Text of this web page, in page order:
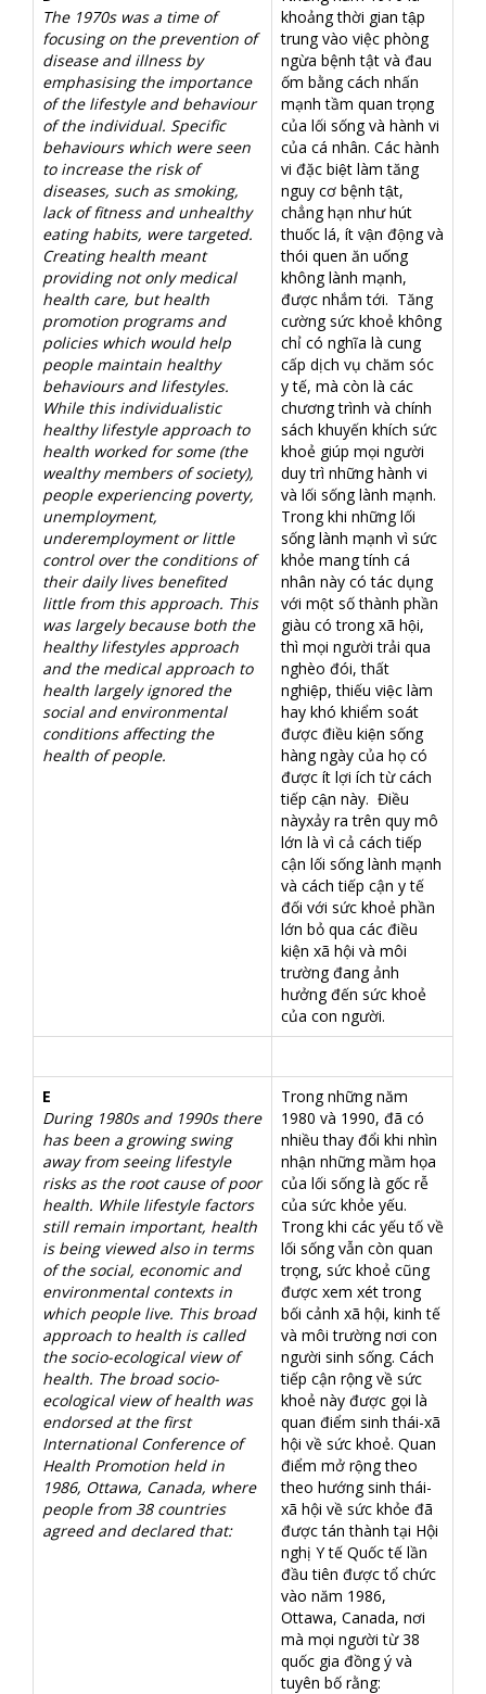
The 1970s was a time of
focusing on the prevention of
disease and illness by
emphasising the importance
of the lifestyle and behaviour
of the individual. Specific
behaviours which were seen
to increase the risk of
diseases, such as smoking,
lack of fitness and unhealthy
eating habits, were targeted.
Creating health meant
providing not only medical
health care, but health
promotion programs and
policies which would help
people maintain healthy
behaviours and lifestyles.
While this individualistic
healthy lifestyle approach to
health worked for some (the
wealthy members of society),
people experiencing poverty,
unemployment,
underemployment or little
control over the conditions of
their daily lives benefited
little from this approach. This
was largely because both the
healthy lifestyles approach
and the medical approach to
health largely ignored the
social and environmental
conditions affecting the
health of people.
khoảng thời gian tập
trung vào việc phòng
ngừa bệnh tật và đau
ốm bằng cách nhấn
mạnh tầm quan trọng
của lối sống và hành vi
của cá nhân. Các hành
vi đặc biệt làm tăng
nguy cơ bệnh tật,
chẳng hạn như hút
thuốc lá, ít vận động và
thói quen ăn uống
không lành mạnh,
được nhắm tới. Tăng
cường sức khoẻ không
chỉ có nghĩa là cung
cấp dịch vụ chăm sóc
y tế, mà còn là các
chương trình và chính
sách khuyến khích sức
khoẻ giúp mọi người
duy trì những hành vi
và lối sống lành mạnh.
Trong khi những lối
sống lành mạnh vì sức
khỏe mang tính cá
nhân này có tác dụng
với một số thành phần
giàu có trong xã hội,
thì mọi người trải qua
nghèo đói, thất
nghiệp, thiếu việc làm
hay khó khiểm soát
được điều kiện sống
hàng ngày của họ có
được ít lợi ích từ cách
tiếp cận này. Điều
nàyxảy ra trên quy mô
lớn là vì cả cách tiếp
cận lối sống lành mạnh
và cách tiếp cận y tế
đối với sức khoẻ phần
lớn bỏ qua các điều
kiện xã hội và môi
trường đang ảnh
hưởng đến sức khoẻ
của con người.
E
During 1980s and 1990s there
has been a growing swing
away from seeing lifestyle
risks as the root cause of poor
health. While lifestyle factors
still remain important, health
is being viewed also in terms
of the social, economic and
environmental contexts in
which people live. This broad
approach to health is called
the socio-ecological view of
health. The broad socio-
ecological view of health was
endorsed at the first
International Conference of
Health Promotion held in
1986, Ottawa, Canada, where
people from 38 countries
agreed and declared that:
Trong những năm
1980 và 1990, đã có
nhiều thay đổi khi nhìn
nhận những mầm họa
của lối sống là gốc rễ
của sức khỏe yếu.
Trong khi các yếu tố về
lối sống vẫn còn quan
trọng, sức khoẻ cũng
được xem xét trong
bối cảnh xã hội, kinh tế
và môi trường nơi con
người sinh sống. Cách
tiếp cận rộng về sức
khoẻ này được gọi là
quan điểm sinh thái-xã
hội về sức khoẻ. Quan
điểm mở rộng theo
theo hướng sinh thái-
xã hội về sức khỏe đã
được tán thành tại Hội
nghị Y tế Quốc tế lần
đầu tiên được tổ chức
vào năm 1986,
Ottawa, Canada, nơi
mà mọi người từ 38
quốc gia đồng ý và
tuyên bố rằng: